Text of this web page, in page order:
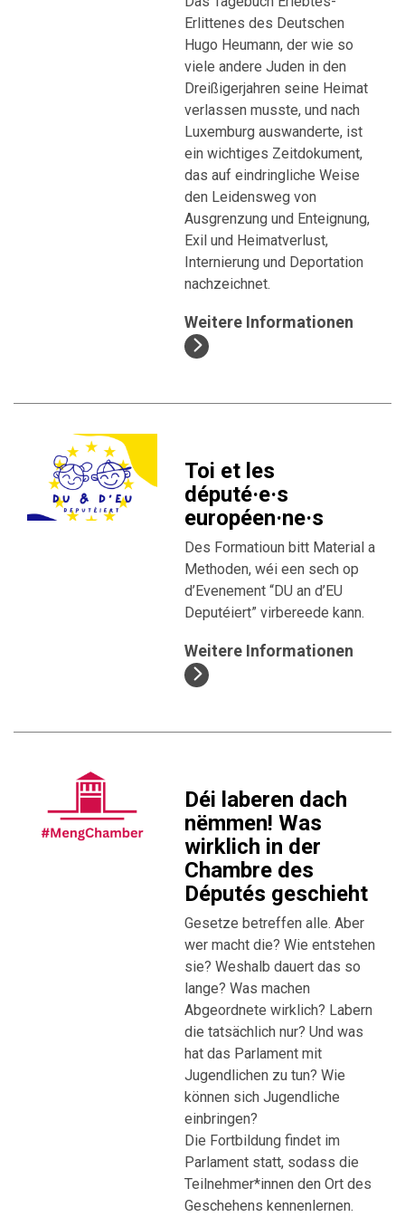
Erlittenes des Deutschen
Hugo Heumann, der wie so
viele andere Juden in den
Dreißigerjahren seine Heimat
verlassen musste, und nach
Luxemburg auswanderte, ist
ein wichtiges Zeitdokument,
das auf eindringliche Weise
den Leidensweg von
Ausgrenzung und Enteignung,
Exil und Heimatverlust,
Internierung und Deportation
nachzeichnet.
Weitere Informationen
Toi et les
député·e·s
européen·ne·s
Des Formatioun bitt Material a
Methoden, wéi een sech op
d’Evenement “DU an d’EU
Deputéiert” virbereede kann.
Weitere Informationen
Déi laberen dach
nëmmen! Was
wirklich in der
Chambre des
Députés geschieht
Gesetze betreffen alle. Aber
wer macht die? Wie entstehen
sie? Weshalb dauert das so
lange? Was machen
Abgeordnete wirklich? Labern
die tatsächlich nur? Und was
hat das Parlament mit
Jugendlichen zu tun? Wie
können sich Jugendliche
einbringen?
Die Fortbildung findet im
Parlament statt, sodass die
Teilnehmer*innen den Ort des
Geschehens kennenlernen.